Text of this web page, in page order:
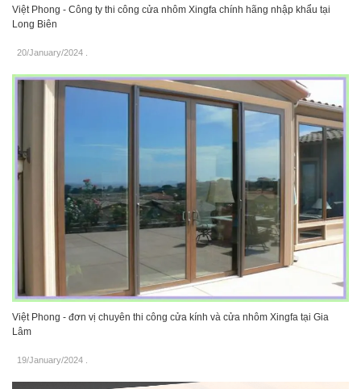
Việt Phong - Công ty thi công cửa nhôm Xingfa chính hãng nhập khẩu tại
Long Biên
20/January/2024
Việt Phong - đơn vị chuyên thi công cửa kính và cửa nhôm Xingfa tại Gia
Lâm
19/January/2024